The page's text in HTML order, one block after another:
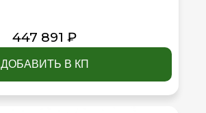
447 891 ₽
ДОБАВИТЬ В КП